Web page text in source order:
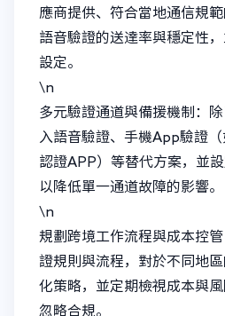
應商提供、符合當地通信規
語音驗證的送達率與穩定性
設定。
\n
多元驗證通道與備援機制：除
入語音驗證、手機App驗證
認證APP）等替代方案，並設
以降低單一通道故障的影響。
\n
規劃跨境工作流程與成本控
證規則與流程，對於不同地
化策略，並定期檢視成本與
忽略合規。